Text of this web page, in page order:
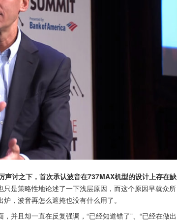
讨之下，首次承认波音在737MAX机型的设计上存在缺
只是策略性地论述了一下浅层原因，而这个原因早就众所
，波音再怎么遮掩也没有什么用了。
并且却一直在反复强调，“已经知道错了”、“已经在做出